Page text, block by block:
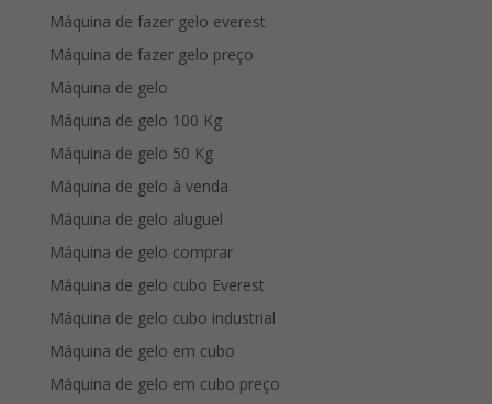
Máquina de fazer gelo everest
Máquina de fazer gelo preço
Máquina de gelo
Máquina de gelo 100 Kg
Máquina de gelo 50 Kg
Máquina de gelo à venda
Máquina de gelo aluguel
Máquina de gelo comprar
Máquina de gelo cubo Everest
Máquina de gelo cubo industrial
Máquina de gelo em cubo
Máquina de gelo em cubo preço